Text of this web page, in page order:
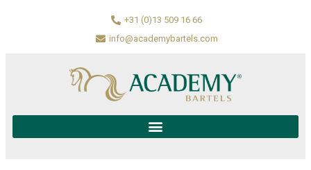
+31 (0)13 509 16 66
info@academybartels.com